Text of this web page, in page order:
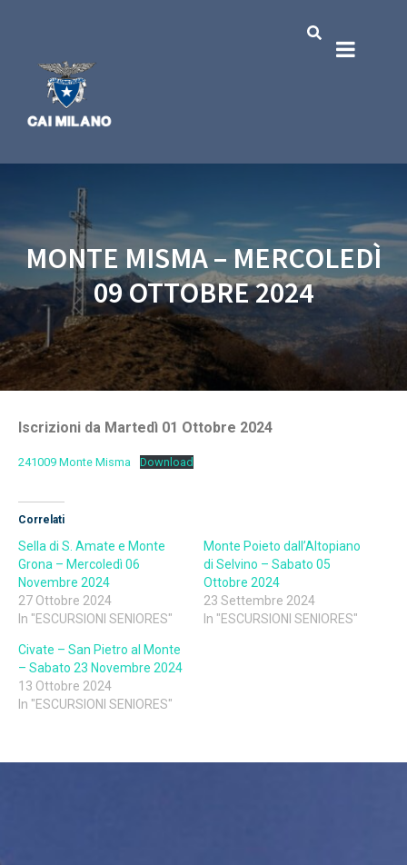
MONTE MISMA – MERCOLEDÌ
09 OTTOBRE 2024
Iscrizioni da Martedì 01 Ottobre 2024
241009 Monte Misma Download
Correlati
Sella di S. Amate e Monte
Grona – Mercoledì 06
Novembre 2024
27 Ottobre 2024
In "ESCURSIONI SENIORES"
Monte Poieto dall’Altopiano
di Selvino – Sabato 05
Ottobre 2024
23 Settembre 2024
In "ESCURSIONI SENIORES"
Civate – San Pietro al Monte
– Sabato 23 Novembre 2024
13 Ottobre 2024
In "ESCURSIONI SENIORES"